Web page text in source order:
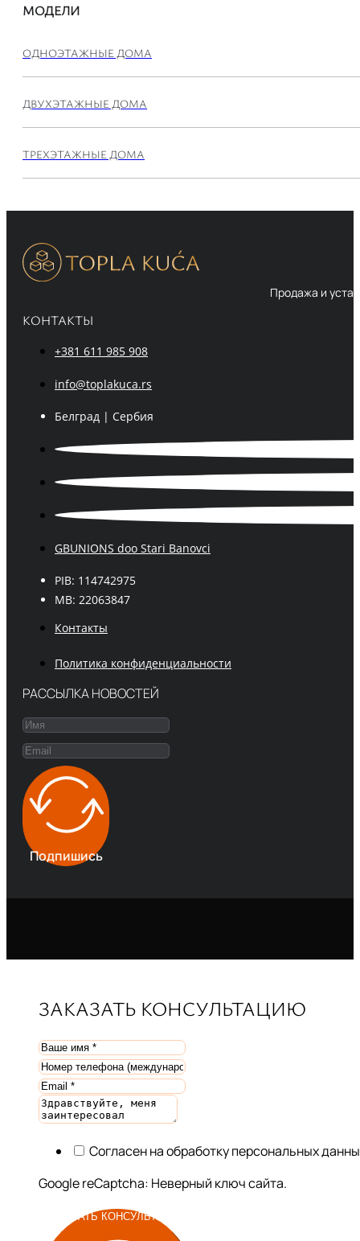
МОДЕЛИ
ОДНОЭТАЖНЫЕ ДОМА
ДВУХЭТАЖНЫЕ ДОМА
ТРЕХЭТАЖНЫЕ ДОМА
Продажа и
КОНТАКТЫ
+381 611 985 908
info@toplakuca.rs
Белград | Сербия
GBUNIONS doo Stari Banovci
PIB: 114742975
MB: 22063847
Контакты
Политика конфиденциальности
РАССЫЛКА НОВОСТЕЙ
Подпишись
ЗАКАЗАТЬ КОНСУЛЬТАЦИЮ
Согласен на обработку персональных
Google reCaptcha: Неверный ключ сайта.
ЗАКАЗАТЬ КОНСУЛЬТАЦИЮ